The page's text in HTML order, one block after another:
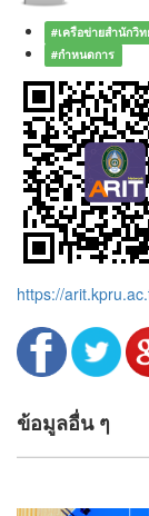
#เครือข่ายสำนักวิ
#กำหนดการ
https://
ข้อมูลอื่น ๆ